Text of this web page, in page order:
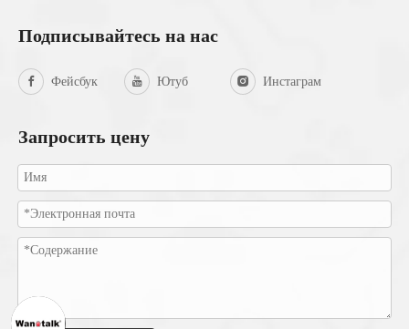
Подписывайтесь на нас
Фейсбук Ютуб Инстаграм
Запросить цену